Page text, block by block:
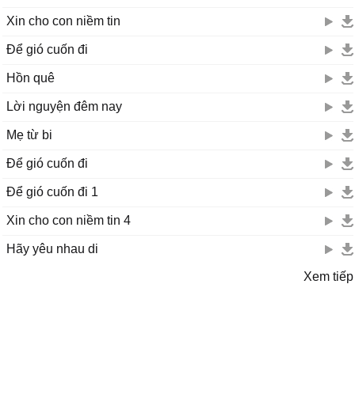
Xin cho con niềm tin
Để gió cuốn đi
Hồn quê
Lời nguyện đêm nay
Mẹ từ bi
Để gió cuốn đi
Để gió cuốn đi 1
Xin cho con niềm tin 4
Hãy yêu nhau di
Xem tiếp